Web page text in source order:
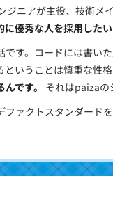
ニアが主役、技術メ
に優秀な人を採用した
す。コードには書い
いうことは慎重な性
です。 それはpaizaの
ァクトスタンダード